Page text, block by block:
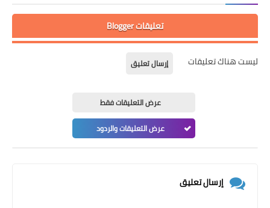
تعليقات Blogger
ليست هناك تعليقات إرسال تعليق
عرض التعليقات فقط
عرض التعليقات والردود
إرسال تعليق